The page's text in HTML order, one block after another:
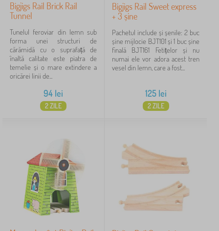
Bigjigs Rail Brick Rail
Tunnel
Tunelul feroviar din lemn sub
forma unei structuri de
cărămidă cu o suprafață de
înaltă calitate este piatra de
temelie și o mare extindere a
oricărei linii de...
94 lei
2 ZILE
Bigjigs Rail Sweet express
+ 3 șine
Pachetul include și șenile: 2 buc
șine mijlocie BJT101 și 1 buc șine
finală BJT161 Fetițelor și nu
numai ele vor adora acest tren
vesel din lemn, care a fost...
125lei
2 ZILE